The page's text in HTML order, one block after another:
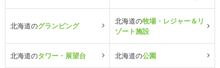
北海道のグランピング
北海道の牧場・レジャー＆リ
ゾート施設
北海道のタワー・展望台 北海道の公園